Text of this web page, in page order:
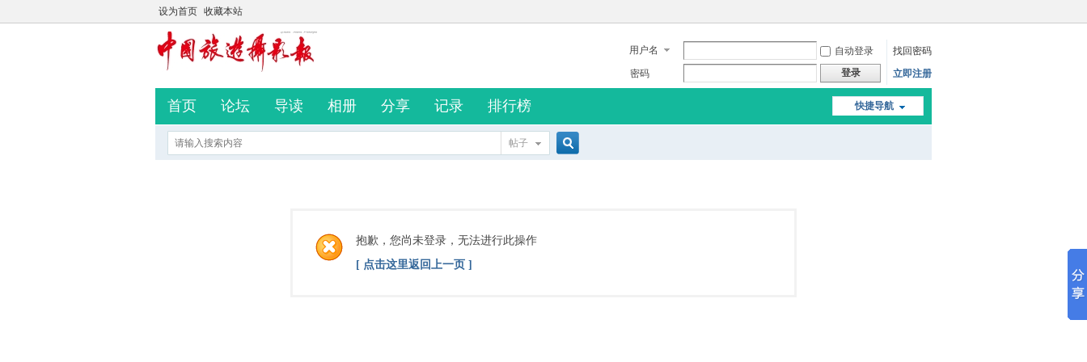
设为首页 收藏本站
用户名 自动登录
找回密码
密码
登录 立即注册
快捷导航
首页 论坛 导读 相册 分享 记录 排行榜
帖子
抱歉，您尚未登录，无法进行此操作
[ 点击这里返回上一页 ]